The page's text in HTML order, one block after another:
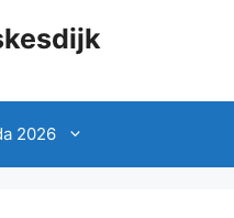
2026